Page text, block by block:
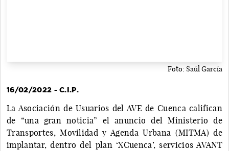
Foto: Saúl García
16/02/2022 - C.I.P.
La Asociación de Usuarios del AVE de Cuenca califican
de “una gran noticia” el anuncio del Ministerio de
Transportes, Movilidad y Agenda Urbana (MITMA) de
implantar, dentro del plan ‘XCuenca’, servicios AVANT